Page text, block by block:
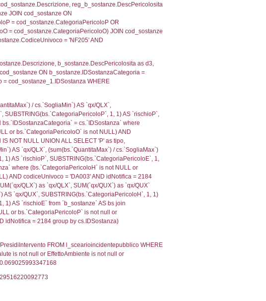
FROM reg_f_territori_limitrofi INNER JOIN
AND
AND
f_territori_limitrofi.Denominazione,
FROM f_territori_limitrofi INNER JOIN
executionMS:
f_territori_limitrofi.Denominazione,
FROM f_territori_limitrofi INNER JOIN
AND
executionMS:
reg_f_territori_limitrofi.Denominazione,
FROM reg_f_territori_limitrofi INNER JOIN
AND
AND
f_territori_limitrofi.Denominazione,